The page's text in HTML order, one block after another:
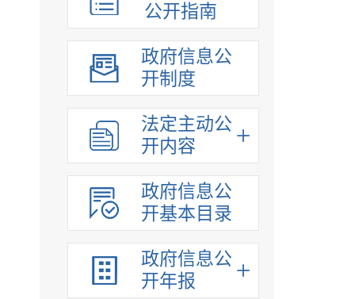
公开指南
政府信息公
开制度
法定主动公
开内容
政府信息公
开基本目录
政府信息公
开年报